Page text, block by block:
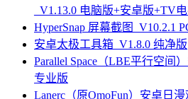
_V1.13.0 电脑版+安卓版+TV
HyperSnap 屏幕截图_V10.2.1
安卓太极工具箱_V1.8.0 纯净版
Parallel Space（LBE平行空间
专业版
Lanerc（原OmoFun）安卓日